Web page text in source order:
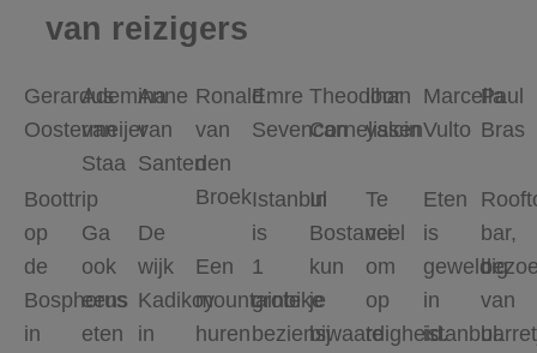
van reizigers
Gerardus
Oostermeijer
Boottrip
op
de
Bosphorus
in
Ademina
van
Staa
Ga
ook
eens
eten
Anne
van
Santen
De
wijk
Kadikoy
in
Ronald
van
den
Broek
Een
mountainbike
huren
Emre
Sevencan
Istanbul
is
1
grote
bezienswaardigheid.
Theodoor
Cornelissen
In
Bostanci
kun
je
bij
ilhan
yalcin
Te
veel
om
op
te
Marcella
Vulto
Eten
is
geweldig
in
istanbul.
Paul
Bras
bar,
van